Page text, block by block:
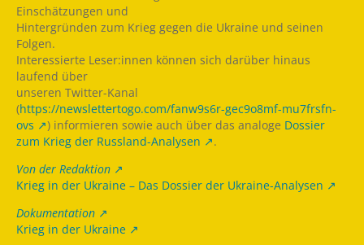
Einschätzungen und
Hintergründen zum Krieg gegen die Ukraine und seinen
Folgen.
Interessierte Leser:innen können sich darüber hinaus
laufend über
unseren Twitter-Kanal
(https://newslettertogo.com/fanw9s6r-gec9o8mf-mu7frsfn-
ovs
) informieren sowie auch über das analoge Dossier
zum Krieg der Russland-Analysen
.
Von der Redaktion
Krieg in der Ukraine – Das Dossier der Ukraine-Analysen
Dokumentation
Krieg in der Ukraine